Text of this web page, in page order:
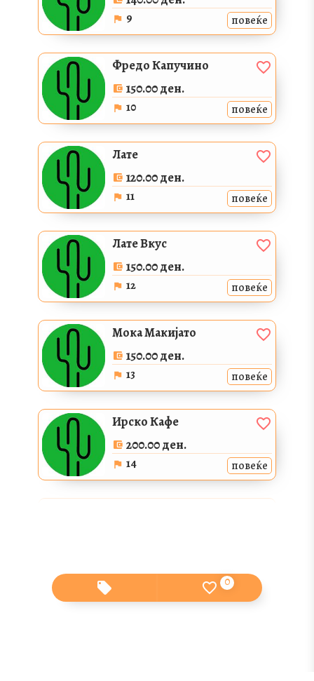
9 повеќе
Фредо Капучино
150.00 ден.
10 повеќе
Лате
120.00 ден.
11 повеќе
Лате Вкус
150.00 ден.
12 повеќе
Мока Макијато
150.00 ден.
13 повеќе
Ирско Кафе
200.00 ден.
14 повеќе
Мача Вкус
0